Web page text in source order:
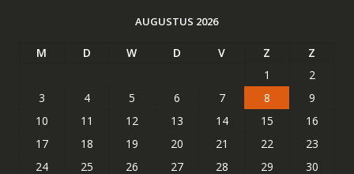
AUGUSTUS 2026
M D W D V Z
Z
1
2
3
4 5 6 7 8
9
10
11 12 13 14 15
16
17
18 19 20 21 22
23
24
25 26 27 28 29
30